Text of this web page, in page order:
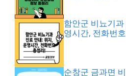
함안군 비뇨기
영시간, 전화번
순창군 금과면